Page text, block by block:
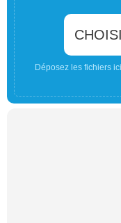
Déposez les fichiers